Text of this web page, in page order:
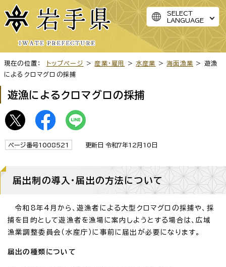
SELECT
LANGUAGE
現在の位置： トップページ > 産業・雇用 > 水産業 >海面漁業 > 遊漁
によるクロマグロの採捕
遊漁によるクロマグロの採捕
ページ番号1008521 更新日 令和7年12月10日
届出制の導入・届出の方法について
令和8年4月から、遊漁者による大型クロマグロの採捕や、採
捕を目的として遊漁者を漁場に案内しようとする場合は、広域
漁業調整委員会（水産庁）に事前に届出が必要になります。
届出の種類について